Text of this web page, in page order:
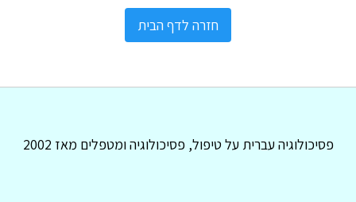
חזרה לדף הבית
פסיכולוגיה עברית על טיפול, פסיכולוגיה ומטפלים מאז 2002